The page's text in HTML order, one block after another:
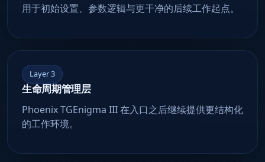
用于初始设置、参数逻辑与更干净的后续工作起点。
Layer 3
生命周期管理层
Phoenix TGEnigma III 在入口之后继续提供更结构化
的工作环境。